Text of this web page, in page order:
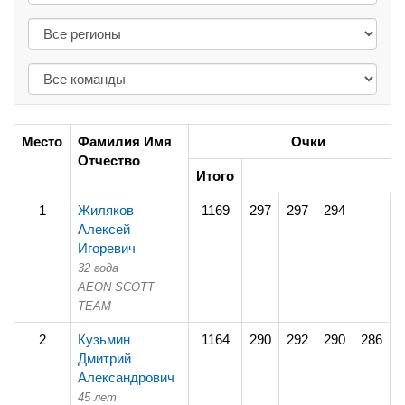
Место
Фамилия Имя
Отчество
Очки
Итого
1
Жиляков
Алексей
Игоревич
32 года
AEON SCOTT
TEAM
1169 297 297 294
2
Кузьмин
Дмитрий
Александрович
45 лет
1164 290 292 290 286